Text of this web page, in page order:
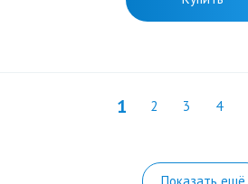
1 2 3 4